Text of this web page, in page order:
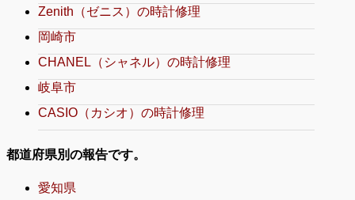
Zenith（ゼニス）の時計修理
岡崎市
CHANEL（シャネル）の時計修理
岐阜市
CASIO（カシオ）の時計修理
都道府県別の報告です。
愛知県